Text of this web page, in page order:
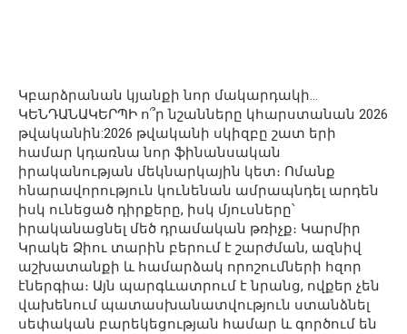
Կբարձրանան կյանքի նոր մակարդակի…
ԿԵՆԴԱՆԱԿԵՐՊԻ ո՞ր նշանները կհարստանան 2026
թվականին:2026 թվականի սկիզբը շատ երի
համար կդառնա նոր ֆինանսական
իրականության մեկնարկային կետ։ Ոմանք
հնարավորություն կունենան ամրապնդել արդեն
իսկ ունեցած դիրքերը, իսկ մյուսները՝
իրականացնել մեծ դրամական թռիչք։ Կարմիր
Կրակե Ձիու տարին բերում է շարժման, ազնիվ
աշխատանքի և համարձակ որոշումների հզոր
էներգիա։ Այն պարգևատրում է նրանց, ովքեր չեն
վախենում պատասխանատվություն ստանձնել
սեփական բարեկեցության համար և գործում են